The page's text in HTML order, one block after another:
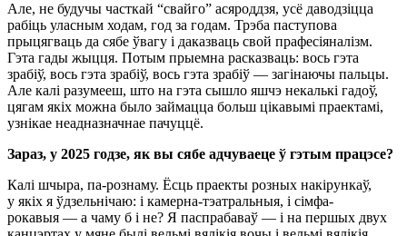
Але, не будучы часткай “свайго” асяроддзя, усё даводзіцца
рабіць уласным ходам, год за годам. Трэба паступова
прыцягваць да сябе ўвагу і даказваць свой прафесіяналізм.
Гэта гады жыцця. Потым прыемна расказваць: вось гэта
зрабіў, вось гэта зрабіў, вось гэта зрабіў — загінаючы пальцы.
Але калі разумееш, што на гэта сышло яшчэ некалькі гадоў,
цягам якіх можна было займацца больш цікавымі праектамі,
узнікае неадназначнае пачуццё.
Зараз, у 2025 годзе, як вы сябе адчуваеце ў гэтым працэсе?
Калі шчыра, па-рознаму. Ёсць праекты розных накірункаў,
у якіх я ўдзельнічаю: і камерна-тэатральныя, і сімфа-
рокавыя — а чаму б і не? Я паспрабаваў — і на першых двух